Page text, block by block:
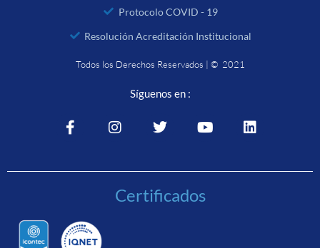
Protocolo COVID - 19
Resolución Acreditación Institucional
Todos los Derechos Reservados | © 2021
Síguenos en :
Certificados